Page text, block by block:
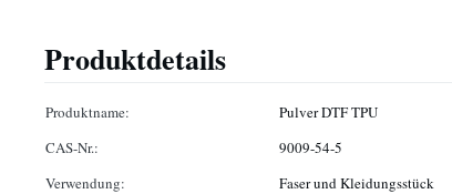
Produktdetails
Produktname: Pulver DTF TPU
CAS-Nr.:
9009-54-5
Verwendung:
Faser und Kleidungsstück